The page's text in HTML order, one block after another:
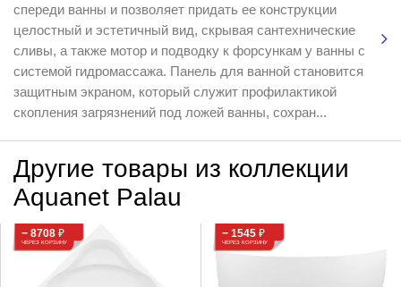
спереди ванны и позволяет придать ее конструкции
целостный и эстетичный вид, скрывая сантехнические
сливы, а также мотор и подводку к форсункам у ванны с
системой гидромассажа. Панель для ванной становится
защитным экраном, который служит профилактикой
скопления загрязнений под ложей ванны, сохран...
Другие товары из коллекции
Aquanet Palau
− 8708 ₽
ЧЕРЕЗ КОРЗИНУ
− 1545 ₽
ЧЕРЕЗ КОРЗИНУ